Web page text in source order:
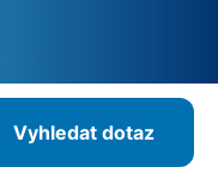
Vyhledat dotaz